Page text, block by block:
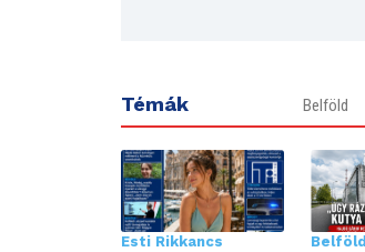
Témák Belföld
Esti Rikkancs Belföld